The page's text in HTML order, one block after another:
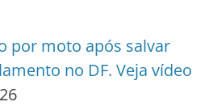
por moto após salvar
no DF. Veja vídeo